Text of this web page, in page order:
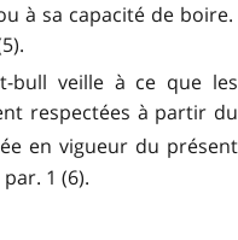
à sa capacité de boire.
bull veille à ce que les
respectées à partir du
en vigueur du présent
1 (6).